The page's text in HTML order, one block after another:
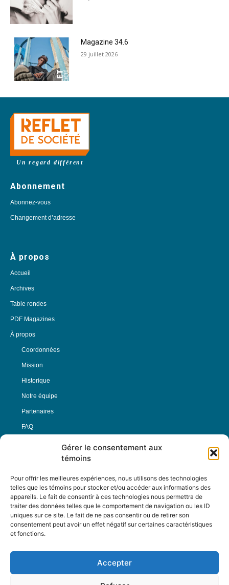
Gérer le consentement aux
témoins
Pour offrir les meilleures expériences, nous utilisons des technologies
telles que les témoins pour stocker et/ou accéder aux informations des
appareils. Le fait de consentir à ces technologies nous permettra de
traiter des données telles que le comportement de navigation ou les ID
uniques sur ce site. Le fait de ne pas consentir ou de retirer son
consentement peut avoir un effet négatif sur certaines caractéristiques
et fonctions.
Accepter
Magazine 34.6
29 juillet 2026
Un regard différent
Abonnement
Abonnez-vous
Changement d’adresse
À propos
Accueil
Archives
Table rondes
PDF Magazines
À propos
Coordonnées
Mission
Historique
Notre équipe
Partenaires
FAQ
Nous Suivre
Contactez-nous :
12-3894 rue Sainte-Catherine Est,